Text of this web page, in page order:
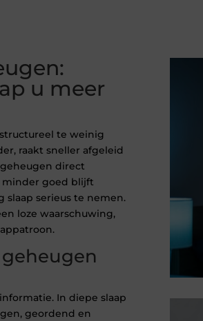
u meer
te weinig
raakt sneller afgeleid
direct
minder goed blijft
slaap serieus te nemen.
loze waarschuwing,
In diepe slaap
geordend en